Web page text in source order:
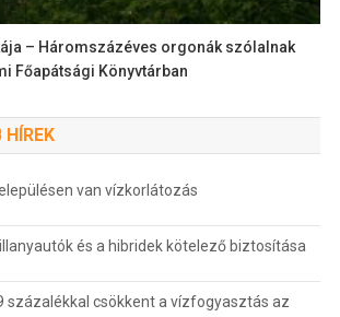
– Háromszázéves orgonák szólalnak
Főapátsági Könyvtárban
HÍREK
van vízkorlátozás
és a hibridek kötelező biztosítása
százalékkal csökkent a vízfogyasztás az